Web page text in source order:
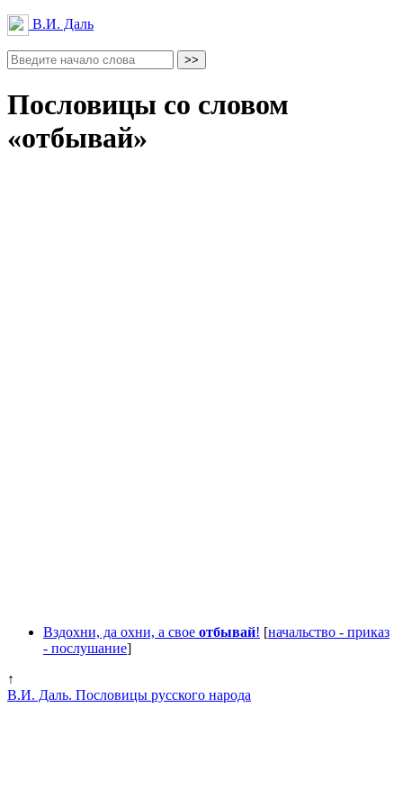
В.И. Даль
Пословицы со словом
«отбывай»
Вздохни, да охни, а свое отбывай! [начальство - приказ
- послушание]
↑
В.И. Даль. Пословицы русского народа